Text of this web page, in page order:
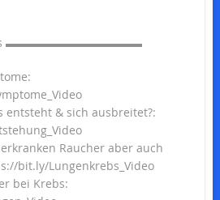
▬▬▬▬▬▬▬▬▬▬▬▬
entsteht & sich ausbreitet?:
Raucher aber auch
bit.ly/Lungenkrebs_Video
bei Krebs: